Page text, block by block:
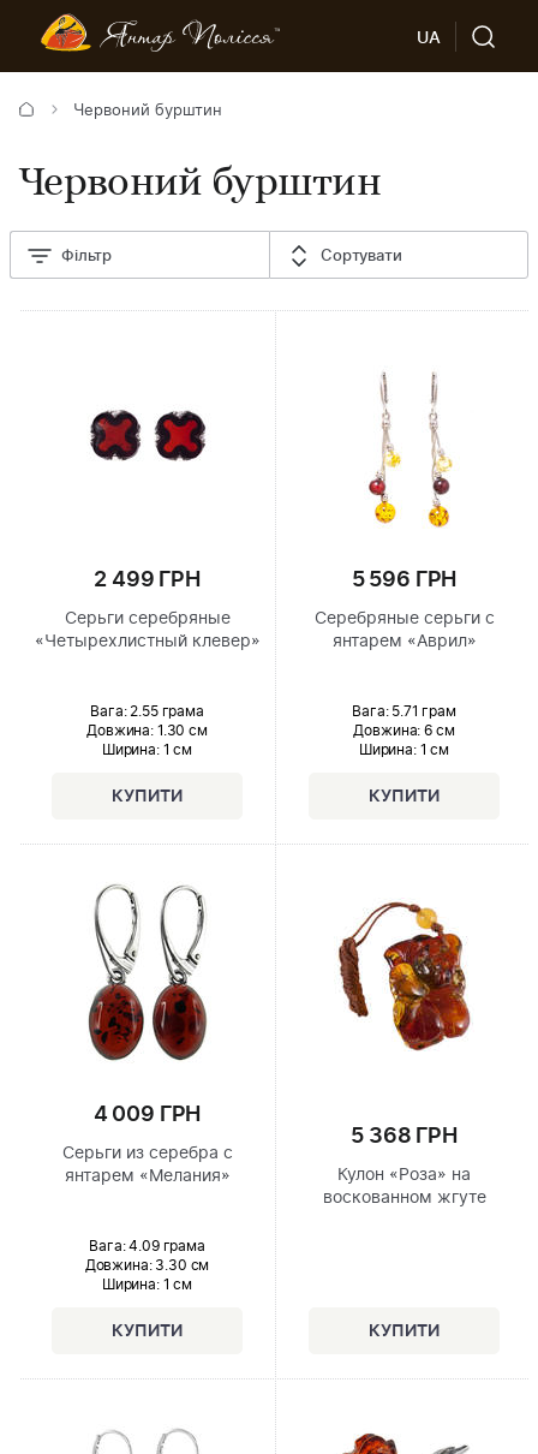
UA
Червоний бурштин
Червоний бурштин
Фільтр Сортувати
2 499 ГРН
Серьги серебряные
«Четырехлистный клевер»
Вага: 2.55 грама
Довжина: 1.30 см
Ширина: 1 см
5 596 ГРН
Серебряные серьги с
янтарем «Аврил»
Вага: 5.71 грам
Довжина: 6 см
Ширина: 1 см
4 009 ГРН
Серьги из серебра с
янтарем «Мелания»
Вага: 4.09 грама
Довжина:3.30 см
Ширина: 1 см
5 368 ГРН
Кулон «Роза» на
воскованном жгуте